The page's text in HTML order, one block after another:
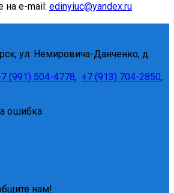
e-mail: edinyiuc@yandex.ru
ул. Немировича-Данченко, д.
(991) 504-4778, +7 (913) 704-2850,
ошибка
нам!